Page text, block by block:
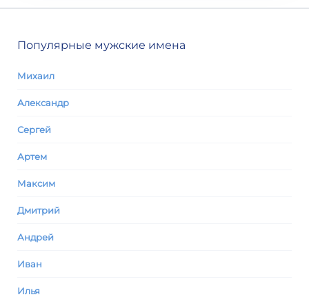
Популярные мужские имена
Михаил
Александр
Сергей
Артем
Максим
Дмитрий
Андрей
Иван
Илья